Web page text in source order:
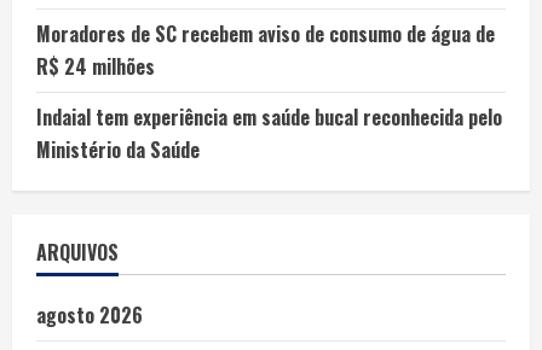
Moradores de SC recebem aviso de consumo de água de
R$ 24 milhões
Indaial tem experiência em saúde bucal reconhecida pelo
Ministério da Saúde
ARQUIVOS
agosto 2026